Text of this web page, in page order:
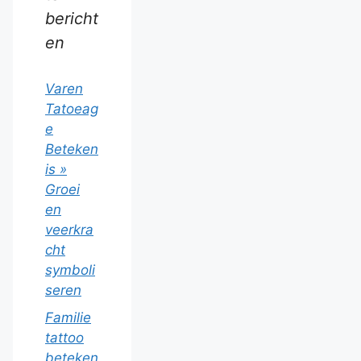
bericht
en
Varen
Tatoeag
e
Beteken
is »
Groei
en
veerkra
cht
symboli
seren
Familie
tattoo
beteken